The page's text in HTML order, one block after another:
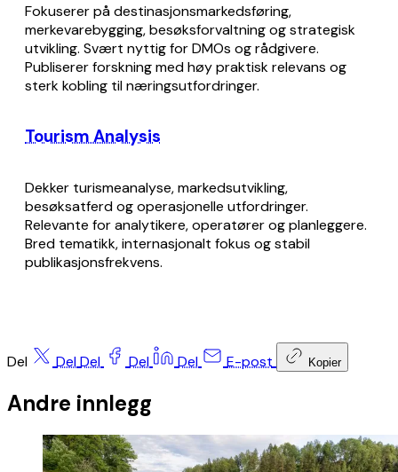
Fokuserer på destinasjonsmarkedsføring,
merkevarebygging, besøksforvaltning og strategisk
utvikling. Svært nyttig for DMOs og rådgivere.
Publiserer forskning med høy praktisk relevans og
sterk kobling til næringsutfordringer.
Tourism Analysis
Dekker turismeanalyse, markedsutvikling,
besøksatferd og operasjonelle utfordringer.
Relevante for analytikere, operatører og planleggere.
Bred tematikk, internasjonalt fokus og stabil
publikasjonsfrekvens.
Del DelDel Del Del E-post Kopier
Andre innlegg